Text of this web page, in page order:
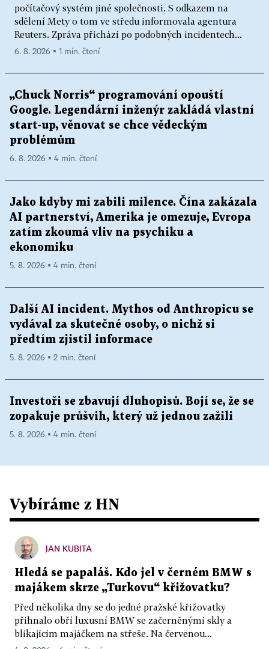
počítačový systém jiné společnosti. S odkazem na
sdělení Mety o tom ve středu informovala agentura
Reuters. Zpráva přichází po podobných incidentech...
6. 8. 2026 ▪ 1 min. čtení
„Chuck Norris“ programování opouští
Google. Legendární inženýr zakládá vlastní
start-up, věnovat se chce vědeckým
problémům
6. 8. 2026 ▪ 4 min. čtení
Jako kdyby mi zabili milence. Čína zakázala
AI partnerství, Amerika je omezuje, Evropa
zatím zkoumá vliv na psychiku a
ekonomiku
5. 8. 2026 ▪ 4 min. čtení
Další AI incident. Mythos od Anthropicu se
vydával za skutečné osoby, o nichž si
předtím zjistil informace
5. 8. 2026 ▪ 2 min. čtení
Investoři se zbavují dluhopisů. Bojí se, že se
zopakuje průšvih, který už jednou zažili
5. 8. 2026 ▪ 4 min. čtení
Vybíráme z HN
JAN KUBITA
Hledá se papaláš. Kdo jel v černém BMW s
majákem skrze „Turkovu“ křižovatku?
Před několika dny se do jedné pražské křižovatky
přihnalo obří luxusní BMW se začerněnými skly a
blikajícím majáčkem na střeše. Na červenou...